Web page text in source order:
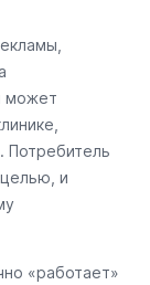
может
Потребитель
и
«работает»